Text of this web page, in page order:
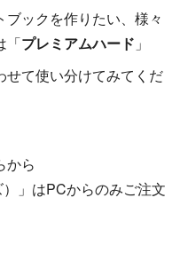
ックを作りたい、様々
「プレミアムハード 」
せて使い分けてみてくだ
から
」はPCからのみご注文